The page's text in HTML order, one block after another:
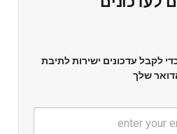
לקבל עדכונים ישירות לתיבת
שלך